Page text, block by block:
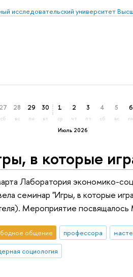
исследовательский университет
27
сб
28
вс
29
пн
30
вт
Июль 2026
1
ср
2
чт
3
пт
4
сб
5
вс
6
пн
в которые
Лаборатория экономико-
семинар "Игры, в которые
Мероприятие
общение профессора
социология